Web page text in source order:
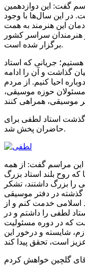
گفت: این دوازدهمین
در این سال‌ها با وجود
این هنرمند به همت
سراسر کشور
برگزار شده است.
هستیم؛ جریانی که استاد
گذاشت و آن را ادامه
احیا کنیم. از مردم
حوزه موسیقی،
استاد لطفی برای
حاضران پخش شد.
این مراسم گفت: از همه
روح بلند استاد بزرگ
را بزرگ داشتند، تشکر
گذشته در دفتر موسیقی
اسلامی خدمت کنم و از
لطفی را داشتم و در
که در دوره مسئولیت
شایسته و درخور این
گلچین خواهش کردم